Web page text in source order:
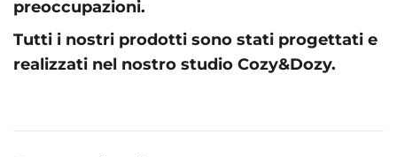
preoccupazioni.
Tutti i nostri prodotti sono stati progettati e
realizzati nel nostro studio Cozy&Dozy.